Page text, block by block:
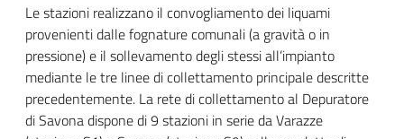
Le stazioni realizzano il convogliamento dei liquami
provenienti dalle fognature comunali (a gravità o in
pressione) e il sollevamento degli stessi all’impianto
mediante le tre linee di collettamento principale descritte
precedentemente. La rete di collettamento al Depuratore
di Savona dispone di 9 stazioni in serie da Varazze